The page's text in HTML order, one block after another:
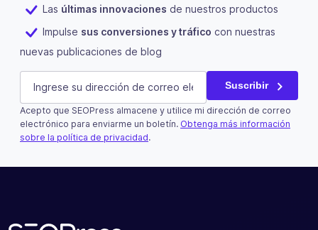
Las últimas innovaciones de nuestros productos
Impulse sus conversiones y tráfico con nuestras
nuevas publicaciones de blog
Comments
Este campo es un campo de validación y debe quedar
E-mail (Obligatorio) Suscribir
Acepto que SEOPress almacene y utilice mi dirección de correo
electrónico para enviarme un boletín. Obtenga más información
sobre la política de privacidad.